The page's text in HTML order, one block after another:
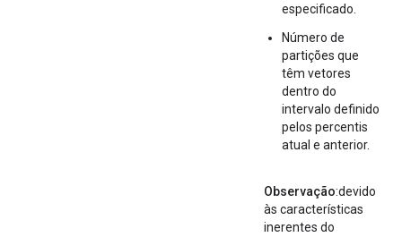
especificado.
Número de
partições que
têm vetores
dentro do
intervalo definido
pelos percentis
atual e anterior.
Observação:devido
às características
inerentes do